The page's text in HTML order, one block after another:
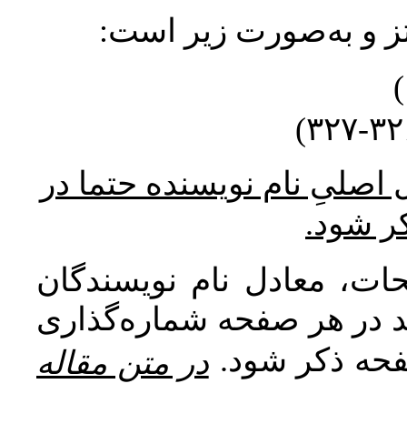
و به‌صورت زیر است:
نام نویسنده حتما در
شود.
معادل نام نویسندگان
در هر صفحه شماره‌گذاری
ذکر شود. در متن مقاله